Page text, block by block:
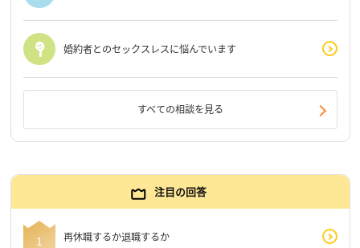
婚約者とのセックスレスに悩んでいます
すべての相談を見る
注目の回答
再休職するか退職するか